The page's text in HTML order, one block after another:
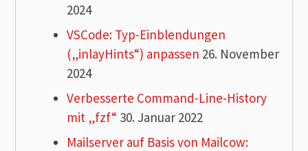
2024
VSCode: Typ-Einblendungen
(„inlayHints“) anpassen 26. November
2024
Verbesserte Command-Line-History
mit „fzf“ 30. Januar 2022
Mailserver auf Basis von Mailcow: